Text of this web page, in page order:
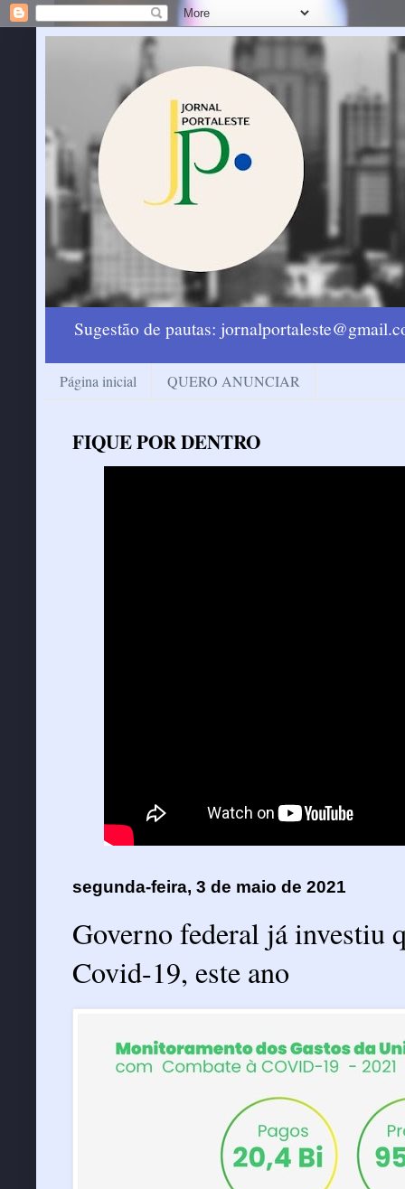
Sugestão de pautas:
Página inicial QUERO ANUNCIAR
FIQUE POR DENTRO
segunda-feira, 3 de maio de 2021
Governo federal já investiu
Covid-19, este ano